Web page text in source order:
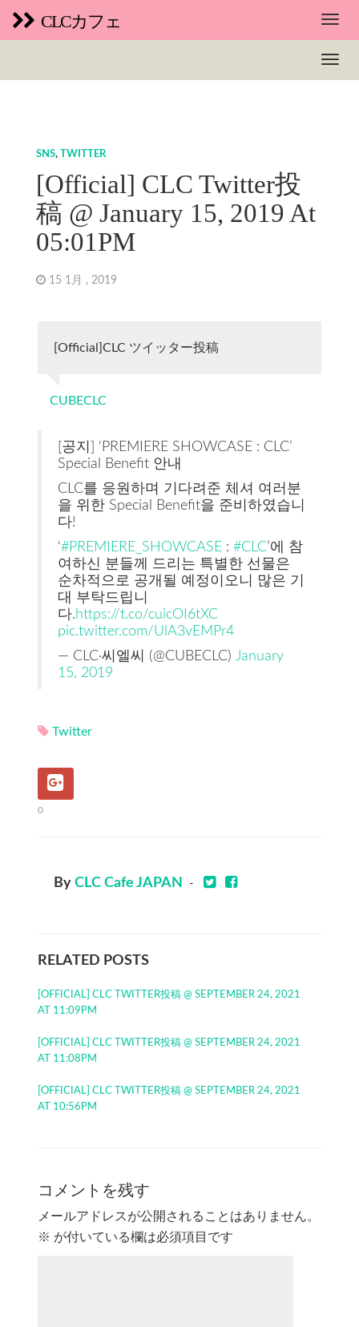
CLCカフェ
SNS, TWITTER
[Official] CLC Twitter投
稿 @ January 15, 2019 At
05:01PM
15 1月 , 2019
[Official]CLC ツイッター投稿
CUBECLC
[공지] ‘PREMIERE SHOWCASE : CLC’
Special Benefit 안내
CLC를 응원하며 기다려준 체셔 여러분
을 위한 Special Benefit을 준비하였습니
다!
‘#PREMIERE_SHOWCASE : #CLC’에 참
여하신 분들께 드리는 특별한 선물은
순차적으로 공개될 예정이오니 많은 기
대 부탁드립니
다.https://t.co/cuicOI6tXC
pic.twitter.com/UlA3vEMPr4
— CLC·씨엘씨 (@CUBECLC) January
15, 2019
Twitter
0
By CLC Cafe JAPAN -
RELATED POSTS
[OFFICIAL] CLC TWITTER投稿 @ SEPTEMBER 24, 2021
AT 11:09PM
[OFFICIAL] CLC TWITTER投稿 @ SEPTEMBER 24, 2021
AT 11:08PM
[OFFICIAL] CLC TWITTER投稿 @ SEPTEMBER 24, 2021
AT 10:56PM
コメントを残す
メールアドレスが公開されることはありません。
※ が付いている欄は必須項目です